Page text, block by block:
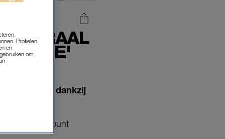
VIRAAL
ME'
gaan dankzij
Hun account
Profielen
en
om